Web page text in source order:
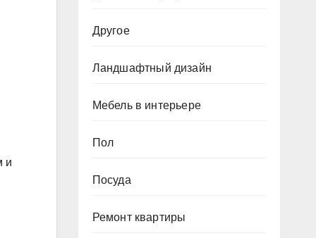
и
Другое
Ландшафтный дизайн
Мебель в интерьере
Пол
Посуда
Ремонт квартиры